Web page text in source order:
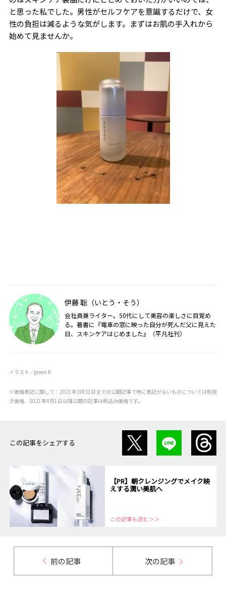
と思った私でした。男性がセルフケアを意識するだけで、女
性の負担は減るような気がします。まずはお肌の手入れから
始めて見ませんか。
伊藤 聡（いとう・そう）
会社員兼ライター。50代にして美容の楽しさに目覚め
る。著書に『電車の窓に映った自分が死んだ父に見えた
日、スキンケアはじめました』（平凡社刊）
イラスト／green K
※価格表記に関して：2021年3月31日までの公開記事で特に表記がないものについては税抜
き価格、2021年4月1日以降公開の記事は税込み価格です。
この記事をシェアする
【PR】朝クレンジングでメイク映
えする潤い美肌へ
この記事も読む＞＞
前の記事 次の記事